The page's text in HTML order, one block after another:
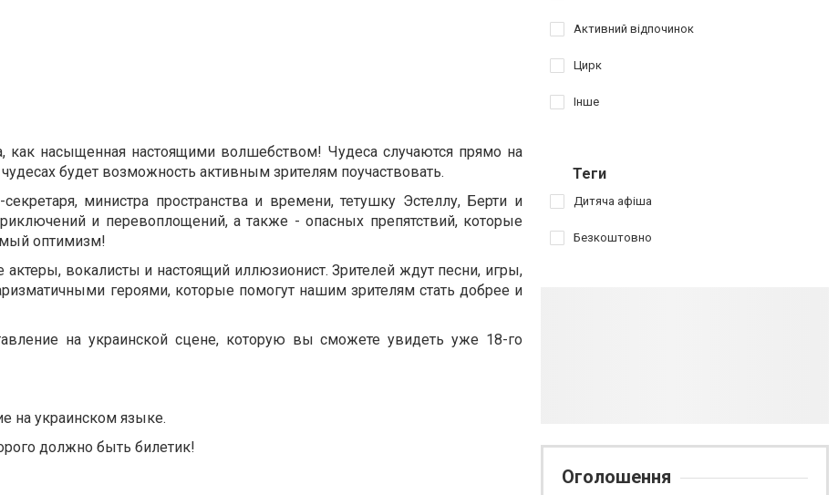
как насыщенная настоящими волшебством! Чудеса случаются прямо на
будет возможность активным зрителям поучаствовать.
министра пространства и времени, тетушку Эстеллу, Берти и
и перевоплощений, а также - опасных препятствий, которые
оптимизм!
вокалисты и настоящий иллюзионист. Зрителей ждут песни, игры,
героями, которые помогут нашим зрителям стать добрее и
на украинской сцене, которую вы сможете увидеть уже 18-го
на украинском языке.
должно быть билетик!
Активний відпочинок
Цирк
Інше
Теги
Дитяча афіша
Безкоштовно
Оголошення